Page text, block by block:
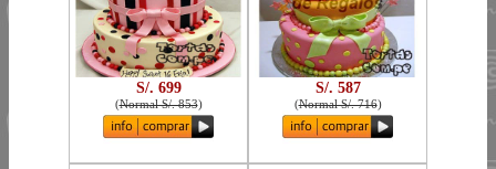
S/. 699
(Normal S/. 853)
S/. 587
(Normal S/. 716)